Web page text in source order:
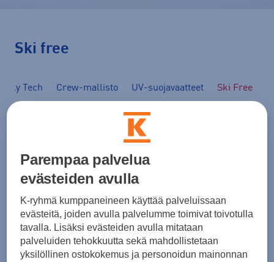
Ski free
Tech Crew-mallisto UV-suojavaatteet Ski Free
tuotetta
Parempaa palvelua
evästeiden avulla
K-ryhmä kumppaneineen käyttää palveluissaan
evästeitä, joiden avulla palvelumme toimivat toivotulla
tavalla. Lisäksi evästeiden avulla mitataan
palveluiden tehokkuutta sekä mahdollistetaan
yksilöllinen ostokokemus ja personoidun mainonnan